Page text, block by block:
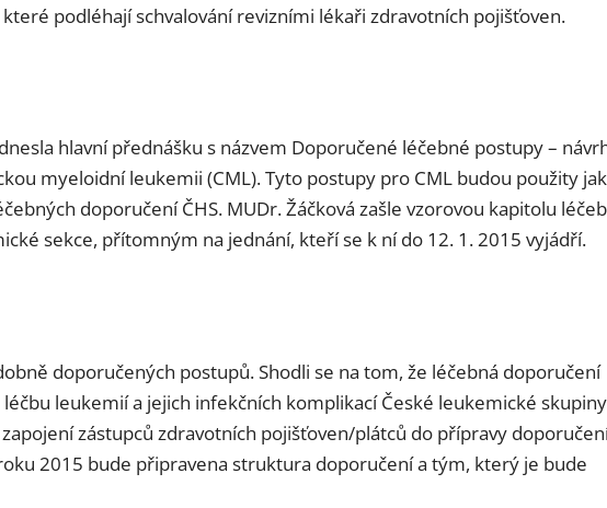
podléhají schvalování revizními lékaři zdravotních pojišťoven.
hlavní přednášku s názvem Doporučené léčebné postupy –
myeloidní leukemii (CML). Tyto postupy pro CML budou použity
doporučení ČHS. MUDr. Žáčková zašle vzorovou kapitolu
sekce, přítomným na jednání, kteří se k ní do 12. 1. 2015 vyjádří.
doporučených postupů. Shodli se na tom, že léčebná doporučení
leukemií a jejich infekčních komplikací České leukemické
zástupců zdravotních pojišťoven/plátců do přípravy
2015 bude připravena struktura doporučení a tým, který je bude